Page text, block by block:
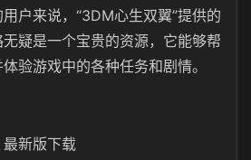
户来说，“3DM心生双翼”提供的
疑是一个宝贵的资源，它能够帮
验游戏中的各种任务和剧情。
最新版下载